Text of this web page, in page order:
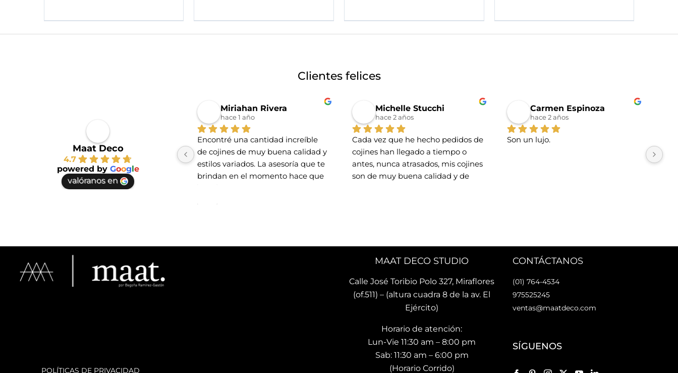
Clientes felices
Maat Deco
4.7
powered by Google
valóranos en
Miriahan Rivera
hace 1 año
Encontré una cantidad increíble
de cojines de muy buena calidad y
estilos variados. La asesoría que te
brindan en el momento hace que
Michelle Stucchi
hace 2 años
Cada vez que he hecho pedidos de
cojines han llegado a tiempo o
antes, nunca atrasados, mis cojines
son de muy buena calidad y de
Carmen Espinoza
hace 2 años
Son un lujo.
POLÍTICAS DE PRIVACIDAD
MAAT DECO STUDIO
Calle José Toribio Polo 327, Miraflores
(of.511) – (altura cuadra 8 de la av. El
Ejército)
Horario de atención:
Lun-Vie 11:30 am – 8:00 pm
Sab: 11:30 am – 6:00 pm
(Horario Corrido)
CONTÁCTANOS
(01) 764-4534
975525245
ventas@maatdeco.com
SÍGUENOS